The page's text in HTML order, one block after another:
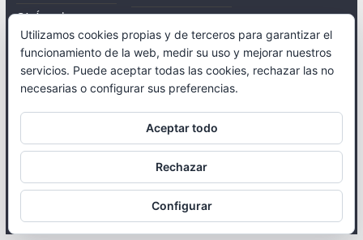
CA Ángel
C. Novelder
Muntayisme
Copyright © 2026Novelda Deportes. Todos los derechos
reservados.
Tema:ColorMagpor ThemeGrill. Funciona conWordPress.
Utilizamos cookies propias y de terceros para garantizar el
funcionamiento de la web, medir su uso y mejorar nuestros
servicios. Puede aceptar todas las cookies, rechazar las no
necesarias o configurar sus preferencias.
Aceptar todo
Rechazar
Configurar